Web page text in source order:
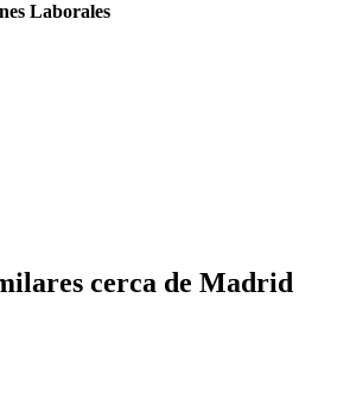
Laborales
cerca de Madrid